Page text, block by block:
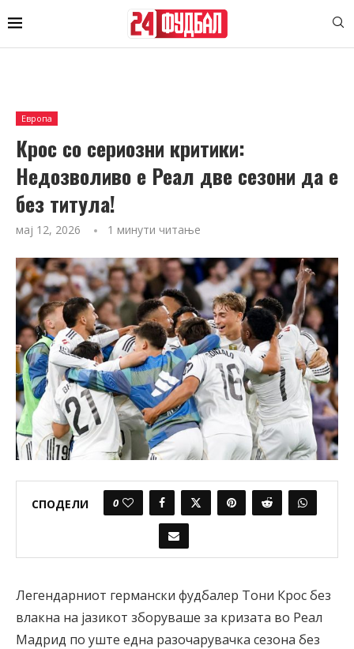
Европа
Крос со сериозни критики:
Недозволиво е Реал две сезони да е
без титула!
мај 12, 2026 1 минути читање
СПОДЕЛИ 0
Легендарниот германски фудбалер Тони Крос без
влакна на јазикот зборуваше за кризата во Реал
Мадрид по уште една разочарувачка сезона без